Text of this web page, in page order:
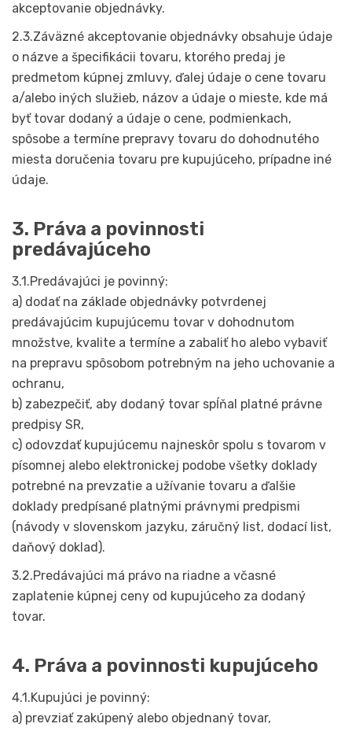
akceptovanie objednávky.
2.3.Záväzné akceptovanie objednávky obsahuje údaje
o názve a špecifikácii tovaru, ktorého predaj je
predmetom kúpnej zmluvy, ďalej údaje o cene tovaru
a/alebo iných služieb, názov a údaje o mieste, kde má
byť tovar dodaný a údaje o cene, podmienkach,
spôsobe a termíne prepravy tovaru do dohodnutého
miesta doručenia tovaru pre kupujúceho, prípadne iné
údaje.
3. Práva a povinnosti
predávajúceho
3.1.Predávajúci je povinný:
a) dodať na základe objednávky potvrdenej
predávajúcim kupujúcemu tovar v dohodnutom
množstve, kvalite a termíne a zabaliť ho alebo vybaviť
na prepravu spôsobom potrebným na jeho uchovanie a
ochranu,
b) zabezpečiť, aby dodaný tovar spĺňal platné právne
predpisy SR,
c) odovzdať kupujúcemu najneskôr spolu s tovarom v
písomnej alebo elektronickej podobe všetky doklady
potrebné na prevzatie a užívanie tovaru a ďalšie
doklady predpísané platnými právnymi predpismi
(návody v slovenskom jazyku, záručný list, dodací list,
daňový doklad).
3.2.Predávajúci má právo na riadne a včasné
zaplatenie kúpnej ceny od kupujúceho za dodaný
tovar.
4. Práva a povinnosti kupujúceho
4.1.Kupujúci je povinný:
a) prevziať zakúpený alebo objednaný tovar,